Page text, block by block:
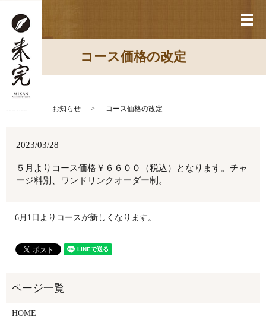
メ
コース価格の改定
お知らせ コース価格の改定
2023/03/28
５月よりコース価格￥６６００（税込）となります。チャ
ージ料別、ワンドリンクオーダー制。
6月1日よりコースが新しくなります。
HOME